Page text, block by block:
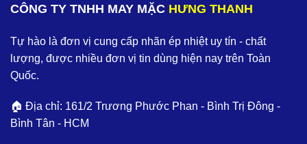
CÔNG TY TNHH MAY MẶC HƯNG THANH
Tự hào là đơn vị cung cấp nhãn ép nhiệt uy tín - chất
lượng, được nhiều đơn vị tin dùng hiện nay trên Toàn
Quốc.
🏠 Địa chỉ: 161/2 Trương Phước Phan - Bình Trị Đông -
Bình Tân - HCM